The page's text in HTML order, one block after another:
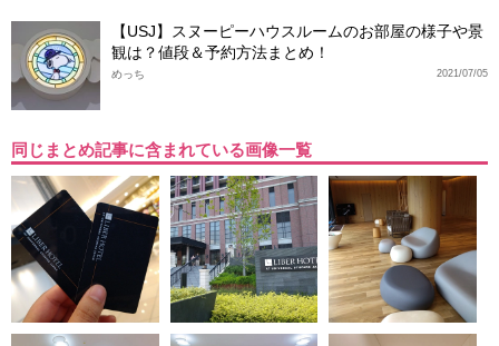
【USJ】スヌーピーハウスルームのお部屋の様子や景
観は？値段＆予約方法まとめ！
2021/07/05
めっち
同じまとめ記事に含まれている画像一覧